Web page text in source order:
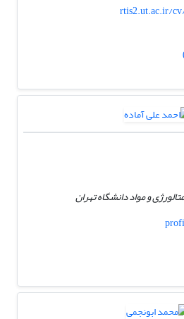
rtis2.ut.ac.ir/
و مواد دانشگاه تهران